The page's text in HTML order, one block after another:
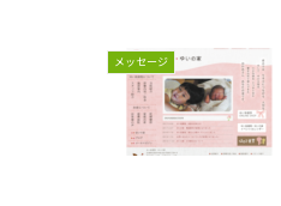
メッセージ